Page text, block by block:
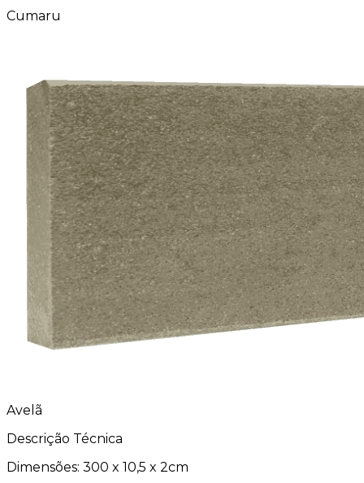
Cumaru
Avelã
Descrição Técnica
Dimensões: 300 x 10,5 x 2cm